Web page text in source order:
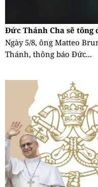
Đức Thánh Cha sẽ
Ngày 5/8, ông Matteo
Thánh, thông báo Đức...